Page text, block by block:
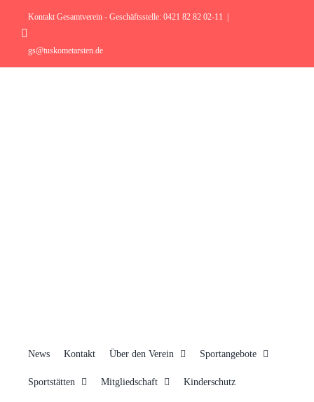
springen
Kontakt Gesamtverein - Geschäftsstelle: 0421 82 82 02-11
gs@tuskometarsten.de
News Kontakt Über den Verein Sportangebote
Sportstätten Mitgliedschaft Kinderschutz